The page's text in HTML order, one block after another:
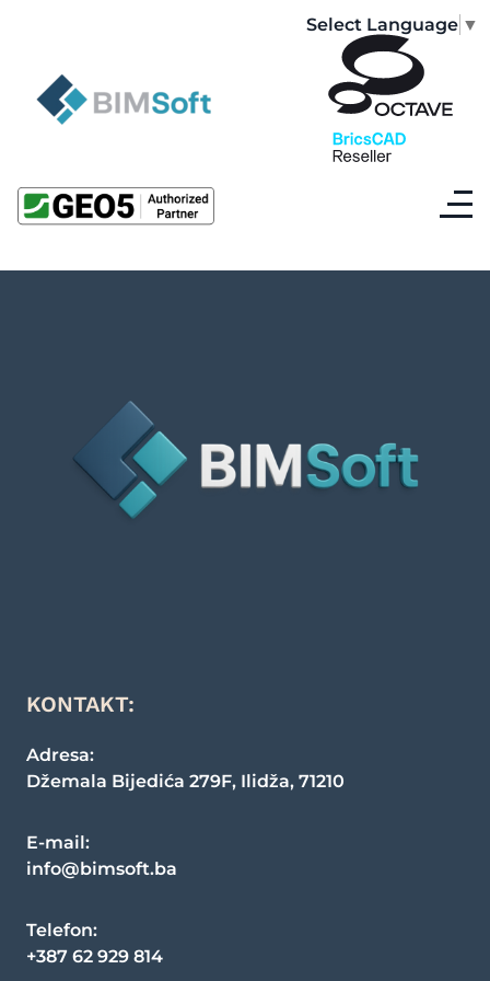
Select Language ▼
KONTAKT:
Adresa:
Džemala Bijedića 279F, Ilidža, 71210
E-mail:
info@bimsoft.ba
Telefon:
+387 62 929 814